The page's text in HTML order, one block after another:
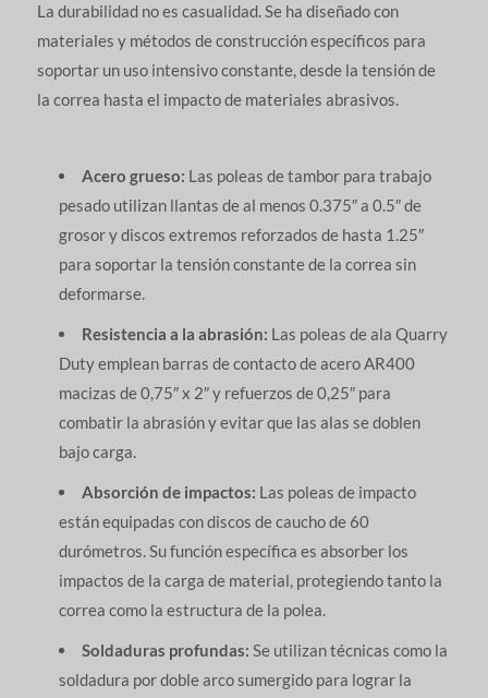
La durabilidad no es casualidad. Se ha diseñado con
materiales y métodos de construcción específicos para
soportar un uso intensivo constante, desde la tensión de
la correa hasta el impacto de materiales abrasivos.
Acero grueso: Las poleas de tambor para trabajo
pesado utilizan llantas de al menos 0.375″ a 0.5″ de
grosor y discos extremos reforzados de hasta 1.25″
para soportar la tensión constante de la correa sin
deformarse.
Resistencia a la abrasión: Las poleas de ala Quarry
Duty emplean barras de contacto de acero AR400
macizas de 0,75″ x 2″ y refuerzos de 0,25″ para
combatir la abrasión y evitar que las alas se doblen
bajo carga.
Absorción de impactos: Las poleas de impacto
están equipadas con discos de caucho de 60
durómetros. Su función específica es absorber los
impactos de la carga de material, protegiendo tanto la
correa como la estructura de la polea.
Soldaduras profundas: Se utilizan técnicas como la
soldadura por doble arco sumergido para lograr la